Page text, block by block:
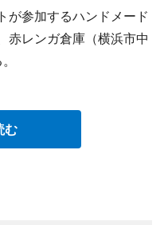
が参加するハンドメード
赤レンガ倉庫（横浜市中
む